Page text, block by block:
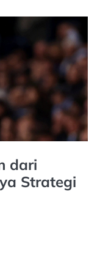
dari
Strategi